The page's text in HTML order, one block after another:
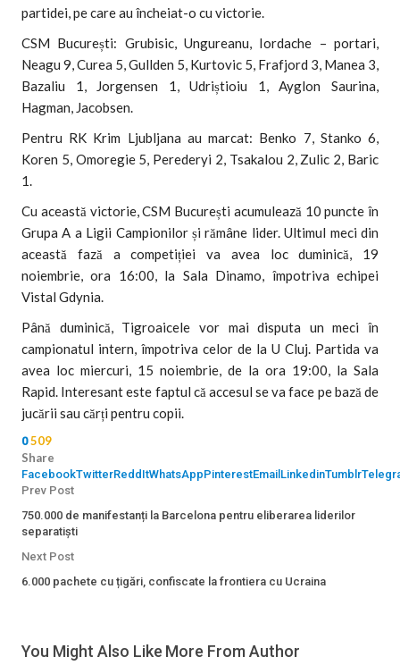
partidei, pe care au încheiat-o cu victorie.
CSM București: Grubisic, Ungureanu, Iordache – portari,
Neagu 9, Curea 5, Gullden 5, Kurtovic 5, Frafjord 3, Manea 3,
Bazaliu 1, Jorgensen 1, Udriștioiu 1, Ayglon Saurina,
Hagman, Jacobsen.
Pentru RK Krim Ljubljana au marcat: Benko 7, Stanko 6,
Koren 5, Omoregie 5, Perederyi 2, Tsakalou 2, Zulic 2, Baric
1.
Cu această victorie, CSM București acumulează 10 puncte în
Grupa A a Ligii Campionilor și rămâne lider. Ultimul meci din
această fază a competiției va avea loc duminică, 19
noiembrie, ora 16:00, la Sala Dinamo, împotriva echipei
Vistal Gdynia.
Până duminică, Tigroaicele vor mai disputa un meci în
campionatul intern, împotriva celor de la U Cluj. Partida va
avea loc miercuri, 15 noiembrie, de la ora 19:00, la Sala
Rapid. Interesant este faptul că accesul se va face pe bază de
jucării sau cărți pentru copii.
0 509
Share
FacebookTwitterReddItWhatsAppPinterestEmailLinkedinTumblr
Prev Post
750.000 de manifestanți la Barcelona pentru eliberarea liderilor
separatiști
Next Post
6.000 pachete cu țigări, confiscate la frontiera cu Ucraina
You Might Also Like More From Author